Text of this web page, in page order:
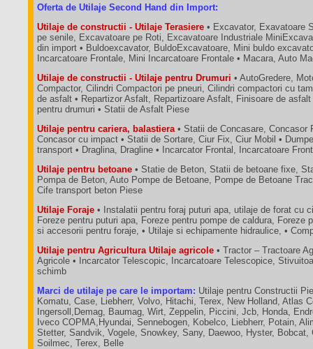
Oferta de Utilaje Second Hand din Import:
Utilaje de constructii - Utilaje Terasiere • Excavator, Exavatoare
pe senile, Excavatoare pe Roti, Excavatoare Industriale
din import • Buldoexcavator, BuldoExcavatoare, Mini buldo
Incarcatoare Frontale, Mini Incarcatoare Frontale • Macara, Auto
Utilaje de constructii - Utilaje pentru Drumuri • AutoGredere,
Compactor, Cilindri Compactori pe pneuri, Cilindri compactori cu
de asfalt • Repartizor Asfalt, Repartizoare Asfalt, Finisoare de
pentru drumuri • Statii de Asfalt Piese
Utilaje pentru cariera, balastiera • Statii de Concasare, Concasor
Concasor cu impact • Statii de Sortare, Ciur Fix, Ciur Mobil •
transport • Draglina, Dragline • Incarcator Frontal, Incarcatoare
Utilaje pentru betoane • Statie de Beton, Statii de betoane fixe,
Pompa de Beton, Auto Pompe de Betoane, Pompe de Betoane
Cife transport beton Piese
Utilaje Foraje • Instalatii pentru foraj puturi apa, utilaje de forat cu
Foreze pentru puturi apa, Foreze pentru pompe de caldura, Foreze
si accesorii pentru foraje, • Utilaje si echipamente hidraulice, •
Utilaje pentru Agricultura Utilaje agricole • Tractor – Tractoare
Agricole • Incarcator Telescopic, Incarcatoare Telescopice,
schimb
Marci de utilaje pe care le importam: Utilaje pentru Constructii
Komatu, Case, Liebherr, Volvo, Hitachi, Terex, New Holland, Atlas
Ingersoll,Demag, Baumag, Wirt, Zeppelin, Piccini, Jcb, Honda,
Iveco COPMA,Hyundai, Sennebogen, Kobelco, Liebherr, Potain,
Stetter, Sandvik, Vogele, Snowkey, Sany, Daewoo, Hyster, Bobcat,
Soilmec, Terex, Belle